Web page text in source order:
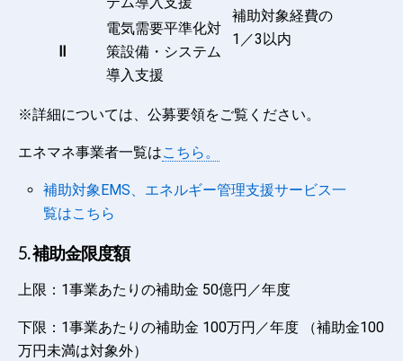
補助対象経費の
1／3以内
Ⅱ
電気需要平準化対
策設備・システム
導入支援
※詳細については、公募要領をご覧ください。
エネマネ事業者一覧はこちら。
補助対象EMS、エネルギー管理支援サービス一
覧はこちら
5. 補助金限度額
上限：1事業あたりの補助金 50億円／年度
下限：1事業あたりの補助金 100万円／年度 （補助金100
万円未満は対象外）